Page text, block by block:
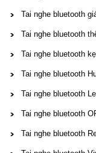
Tai nghe bluetooth
Tai nghe bluetooth
Tai nghe bluetooth
Tai nghe bluetooth
Tai nghe bluetooth
Tai nghe bluetooth
Tai nghe bluetooth